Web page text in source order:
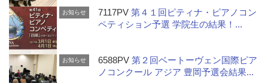
お知らせ 7117PV第４１回ピティナ・ピアノコン
ペティション予選 学院生の結果！...
お知らせ 6588PV第２回ベートーヴェン国際ピア
ノコンクール アジア 豊岡予選会結果...